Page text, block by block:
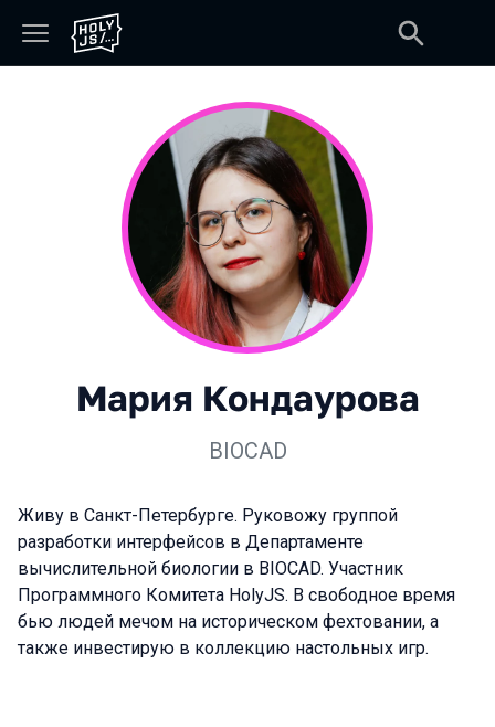
Мария Кондаурова
BIOCAD
Живу в Санкт-Петербурге. Руковожу группой
разработки интерфейсов в Департаменте
вычислительной биологии в BIOCAD. Участник
Программного Комитета HolyJS. В свободное время
бью людей мечом на историческом фехтовании, а
также инвестирую в коллекцию настольных игр.